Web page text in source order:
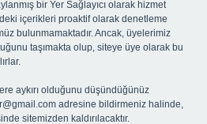
bir Yer Sağlayıcı olarak hizmet
içerikleri proaktif olarak denetleme
bulunmamaktadır. Ancak, üyelerimiz
taşımakta olup, siteye üye olarak bu
aykırı olduğunu düşündüğünüz
adresine bildirmeniz halinde,
sitemizden kaldırılacaktır.